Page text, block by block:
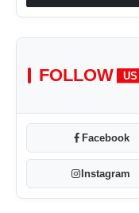
FOLLOW US
Facebook
Instagram